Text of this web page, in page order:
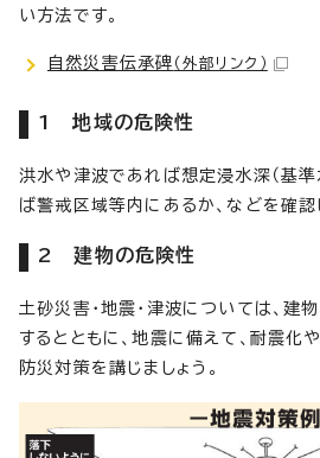
い方法です。
自然災害伝承碑 （外部リンク）
1 地域の危険性
洪水や津波であれば想定浸水深（基準
ば警戒区域等内にあるか、などを確認
2 建物の危険性
土砂災害・地震・津波については、建
するとともに、地震に備えて、耐震化
防災対策を講じましょう。